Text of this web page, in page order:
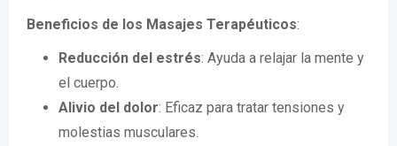
Beneficios de los Masajes Terapéuticos:
Reducción del estrés: Ayuda a relajar la mente y
el cuerpo.
Alivio del dolor: Eficaz para tratar tensiones y
molestias musculares.